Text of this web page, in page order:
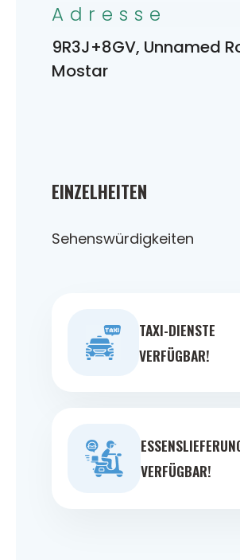
EINZELHEITEN
Sehenswürdigkeiten
TAXI-DIENSTE
VERFÜGBAR!
VERFÜGBAR!
Adresse
9R3J+8GV, Unnamed
Mostar